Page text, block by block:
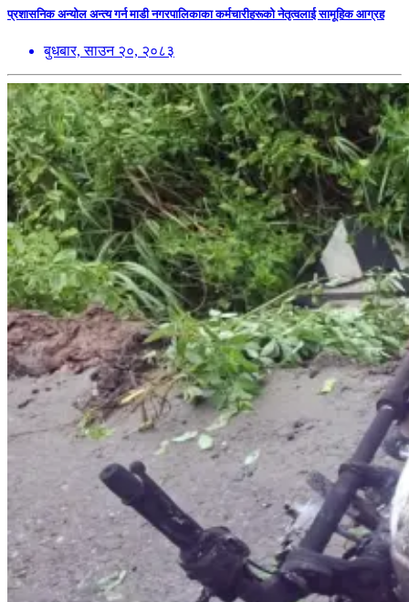
प्रशासनिक अन्योल अन्त्य गर्न माडी नगरपालिकाका कर्मचारीहरूको नेतृत्वलाई सामूहिक आग्रह
बुधबार, साउन २०, २०८३